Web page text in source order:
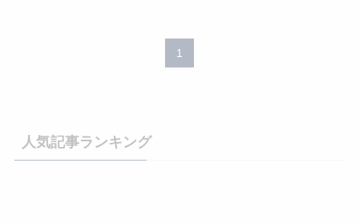
1
人気記事ランキング